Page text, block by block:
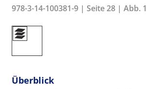
978-3-14-100381-9 | Seite 28 | Abb. 1
Überblick